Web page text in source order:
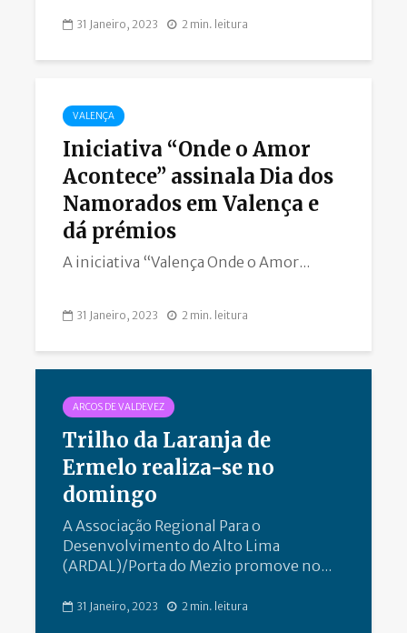
31 Janeiro, 2023 2 min. leitura
VALENÇA
Iniciativa “Onde o Amor
Acontece” assinala Dia dos
Namorados em Valença e
dá prémios
A iniciativa “Valença Onde o Amor...
31 Janeiro, 2023 2 min. leitura
ARCOS DE VALDEVEZ
Trilho da Laranja de
Ermelo realiza-se no
domingo
A Associação Regional Para o
Desenvolvimento do Alto Lima
(ARDAL)/Porta do Mezio promove no...
31 Janeiro, 2023 2 min. leitura